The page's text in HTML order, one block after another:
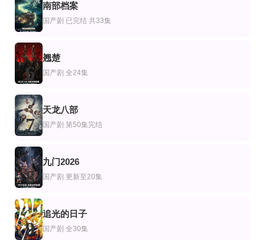
斯图尔特未能拯救宇宙
凯文·苏斯曼,劳伦·拉普库斯,布莱恩·波塞恩,约翰·罗斯·鲍伊,路易斯·穆斯蒂略,
老祖宗她下山了
刘昕悦＆陈鹏宇
记住2026
Yashashree Rao,Viraj Ashwin
5
南部档案
国产剧 已完结 共33集
6
翘楚
国产剧 全24集
7
天龙八部
国产剧 第50集完结
8
九门2026
国产剧 更新至20集
9
追光的日子
国产剧 全30集